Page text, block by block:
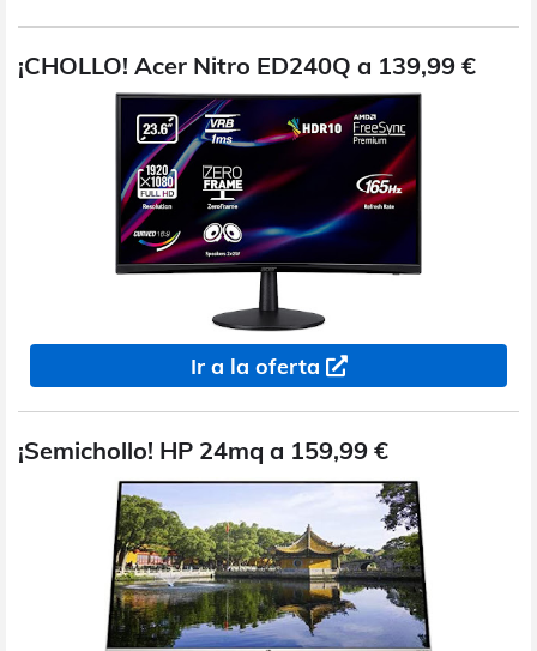
¡CHOLLO! Acer Nitro ED240Q a 139,99 €
Ir a la oferta
¡Semichollo! HP 24mq a 159,99 €